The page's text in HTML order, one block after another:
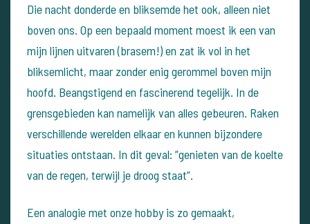
Die nacht donderde en bliksemde het ook, alleen niet
boven ons. Op een bepaald moment moest ik een van
mijn lijnen uitvaren (brasem!) en zat ik vol in het
bliksemlicht, maar zonder enig gerommel boven mijn
hoofd. Beangstigend en fascinerend tegelijk. In de
grensgebieden kan namelijk van alles gebeuren. Raken
verschillende werelden elkaar en kunnen bijzondere
situaties ontstaan. In dit geval: ”genieten van de koelte
van de regen, terwijl je droog staat”.
Een analogie met onze hobby is zo gemaakt,